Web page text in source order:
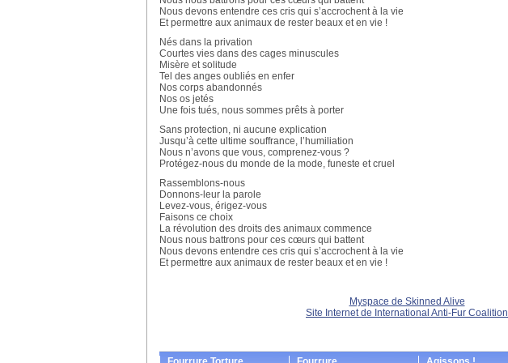
Nous devons entendre ces cris qui s’accrochent à la vie
Et permettre aux animaux de rester beaux et en vie !
Nés dans la privation
Courtes vies dans des cages minuscules
Misère et solitude
Tel des anges oubliés en enfer
Nos corps abandonnés
Nos os jetés
Une fois tués, nous sommes prêts à porter
Sans protection, ni aucune explication
Jusqu’à cette ultime souffrance, l’humiliation
Nous n’avons que vous, comprenez-vous ?
Protégez-nous du monde de la mode, funeste et cruel
Rassemblons-nous
Donnons-leur la parole
Levez-vous, érigez-vous
Faisons ce choix
La révolution des droits des animaux commence
Nous nous battrons pour ces cœurs qui battent
Nous devons entendre ces cris qui s’accrochent à la vie
Et permettre aux animaux de rester beaux et en vie !
Myspace de Skinned Alive
Site Internet de International Anti-Fur Coalition